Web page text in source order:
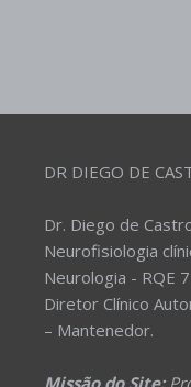
DR DIEGO DE
Dr. Diego de
Neurofisiologia
Neurologia - RQE
Diretor Clínico
– Mantenedor.
Missão do Site: